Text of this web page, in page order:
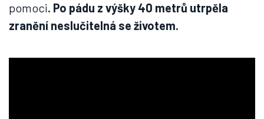
pomoci. Po pádu z výšky 40 metrů utrpěla
zranění neslučitelná se životem.